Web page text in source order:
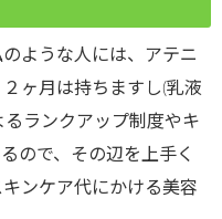
ような人には、アテニ
ヶ月は持ちますし(乳液
ランクアップ制度やキ
ので、その辺を上手く
ンケア代にかける美容